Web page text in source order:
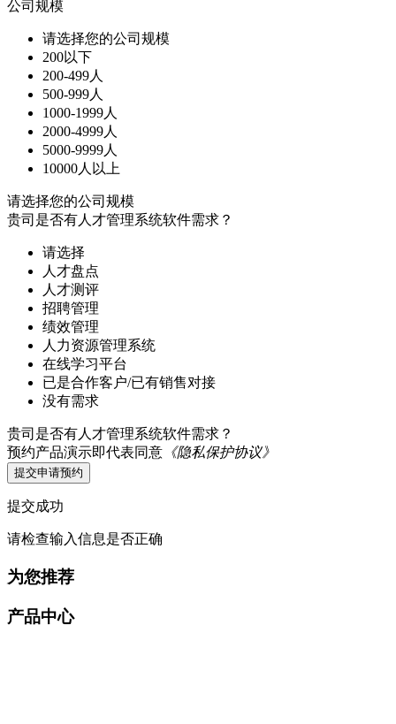
公司规模
请选择您的公司规模
200以下
200-499人
500-999人
1000-1999人
2000-4999人
5000-9999人
10000人以上
请选择您的公司规模
贵司是否有人才管理系统软件需求？
请选择
人才盘点
人才测评
招聘管理
绩效管理
人力资源管理系统
在线学习平台
已是合作客户/已有销售对接
没有需求
贵司是否有人才管理系统软件需求？
预约产品演示即代表同意 《隐私保护协议》
提交申请预约
提交成功
请检查输入信息是否正确
为您推荐
产品中心